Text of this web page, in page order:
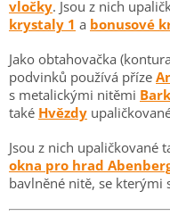
vločky. Jsou z nich
krystaly 1 a bonusové
Jako obtahovačka
podvinků používá příze
s metalickými nitěmi
také Hvězdy
Jsou z nich upaličkované
okna pro hrad
bavlněné nitě, se kterými